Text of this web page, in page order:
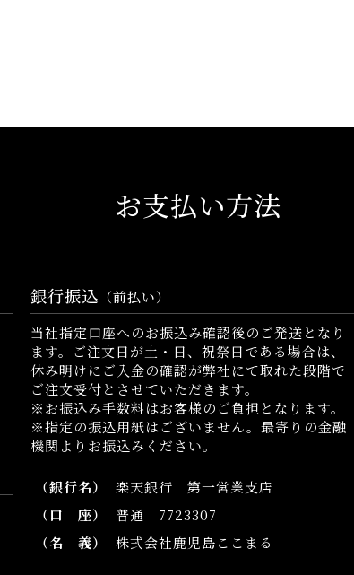
お支払い方法
銀行振込 （前払い）
当社指定口座へのお振込み確認後のご発送となり
ます。ご注文日が土・日、祝祭日である場合は、
休み明けにご入金の確認が弊社にて取れた段階で
ご注文受付とさせていただきます。
※お振込み手数料はお客様のご負担となります。
※指定の振込用紙はございません。最寄りの金融
機関よりお振込みください。
（銀行名）
楽天銀行 第一営業支店
（口 座）
普通 7723307
（名 義）
株式会社鹿児島ここまる